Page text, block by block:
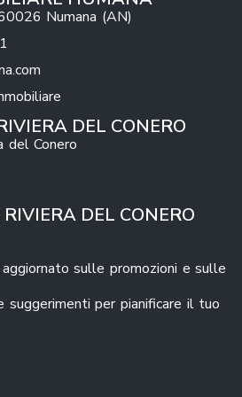
casa
si
inter
am...
Numana (AN)
DEL CONERO
Conero
DEL CONERO
sulle promozioni e sulle
suggerimenti per pianificare il tuo